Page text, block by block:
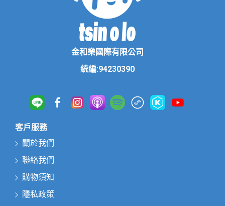
金和樂國際有限公司
統編:94230390
客戶服務
關於我們
聯絡我們
購物須知
隱私政策